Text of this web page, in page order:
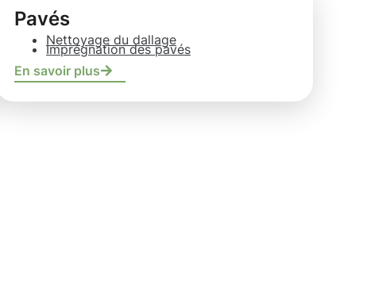
Pavés
Nettoyage du dallage
Imprégnation des pavés
En savoir plus